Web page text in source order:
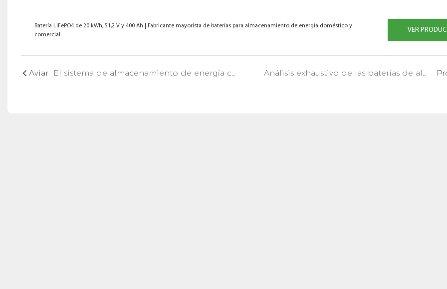
Batería LiFePO4 de 20 kWh, 51,2 V y 400 Ah | Fabricante mayorista de baterías para almacenamiento de energía doméstico y
comercial
VER
Aviar El sistema de almacenamiento de energía comercial e industrial GSL ENERGY CESS-J125K261 obtiene oficialmente la certificación CE EMC.